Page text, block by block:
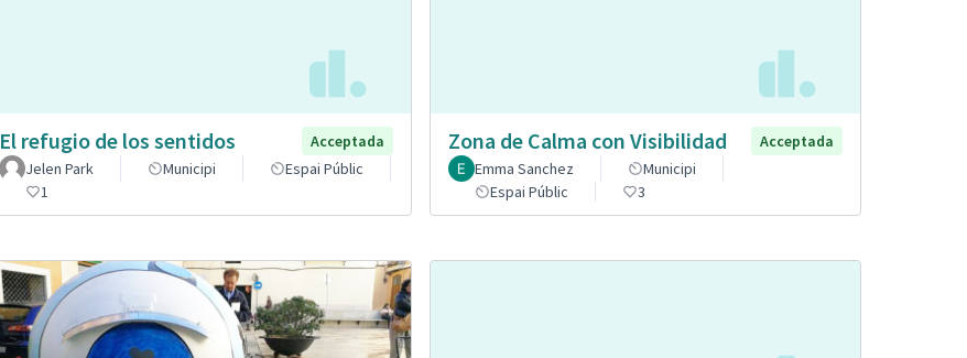
El refugio de los sentidos
Acceptada
Jelen Park
Municipi
Espai Públic
1
Zona de Calma con Visibilidad
Acceptada
Emma Sanchez
Municipi
Espai Públic
3